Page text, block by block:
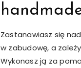
Zastanawiasz się
w zabudowę, a
Wykonasz ją za